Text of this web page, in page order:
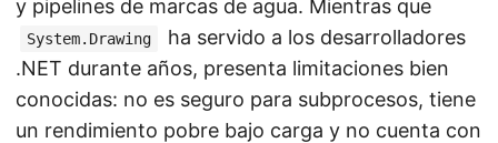
y pipelines de marcas de agua. Mientras que
System.Drawing
ha servido a los desarrolladores
.NET durante años, presenta limitaciones bien
conocidas: no es seguro para subprocesos, tiene
un rendimiento pobre bajo carga y no cuenta con